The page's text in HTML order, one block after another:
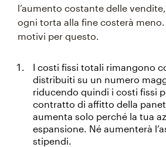
l’aumento costante delle
ogni torta alla fine costerà
motivi per questo.
I costi fissi totali rimangono
distribuiti su un numero
riducendo quindi i costi fissi
contratto di affitto della
aumenta solo perché la tua
espansione. Né aumenterà
stipendi.